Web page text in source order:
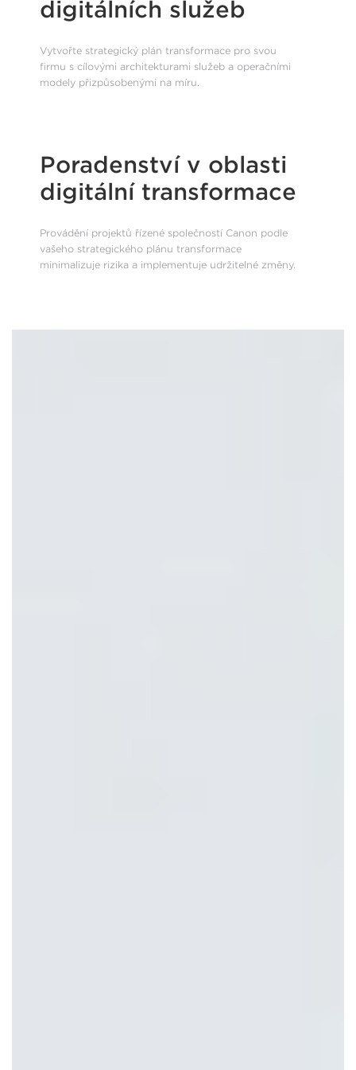
digitálních služeb
Vytvořte strategický plán transformace pro svou
firmu s cílovými architekturami služeb a operačními
modely přizpůsobenými na míru.
Poradenství v oblasti
digitální transformace
Provádění projektů řízené společností Canon podle
vašeho strategického plánu transformace
minimalizuje rizika a implementuje udržitelné změny.